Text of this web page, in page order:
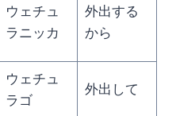
ウェチュ
ラニッカ
外出する
から
ウェチュ
ラゴ
外出して